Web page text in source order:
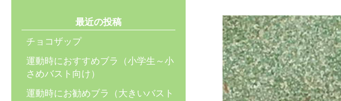
最近の投稿
チョコザップ
運動時におすすめブラ（小学生～小
さめバスト向け）
運動時にお勧めブラ（大きいバスト